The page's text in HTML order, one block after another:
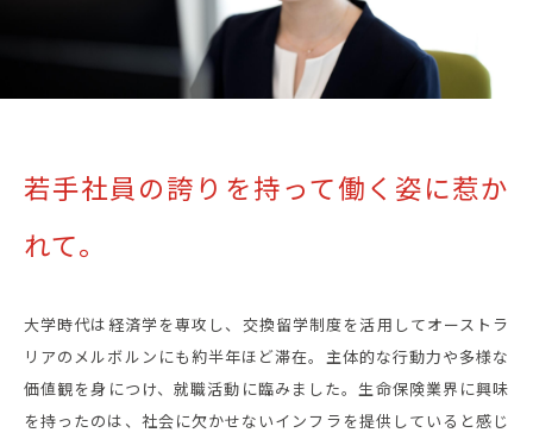
若手社員の誇りを持って働く姿に惹か
れて。
大学時代は経済学を専攻し、交換留学制度を活用してオーストラ
リアのメルボルンにも約半年ほど滞在。主体的な行動力や多様な
価値観を身につけ、就職活動に臨みました。生命保険業界に興味
を持ったのは、社会に欠かせないインフラを提供していると感じ